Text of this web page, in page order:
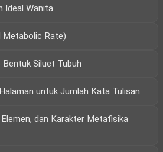
Ideal Wanita
Metabolic Rate)
Siluet Tubuh
untuk Jumlah Kata Tulisan
dan Karakter Metafisika